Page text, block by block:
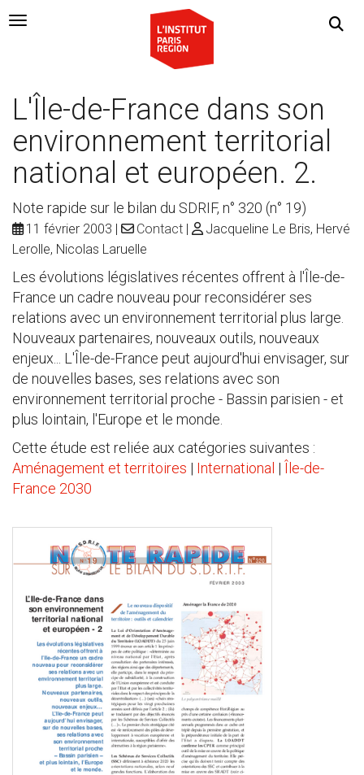
Navigation Toggle
L'Île-de-France dans son
environnement territorial
national et européen. 2.
Note rapide sur le bilan du SDRIF, n° 320 (n° 19)
11 février 2003 Contact
Jacqueline Le Bris, Hervé
Lerolle, Nicolas Laruelle
Les évolutions législatives récentes offrent à l'Île-de-
France un cadre nouveau pour reconsidérer ses
relations avec un environnement territorial plus large.
Nouveaux partenaires, nouveaux outils, nouveaux
enjeux... L'Île-de-France peut aujourd'hui envisager, sur
de nouvelles bases, ses relations avec son
environnement territorial proche - Bassin parisien - et
plus lointain, l'Europe et le monde.
Cette étude est reliée aux catégories suivantes :
Aménagement et territoires | International | Île-de-
France 2030